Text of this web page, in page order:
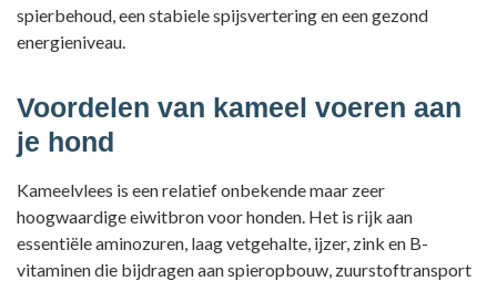
spierbehoud, een stabiele spijsvertering en een gezond
energieniveau.
Voordelen van kameel voeren aan
je hond
Kameelvlees is een relatief onbekende maar zeer
hoogwaardige eiwitbron voor honden. Het is rijk aan
essentiële aminozuren, laag vetgehalte, ijzer, zink en B-
vitaminen die bijdragen aan spieropbouw, zuurstoftransport